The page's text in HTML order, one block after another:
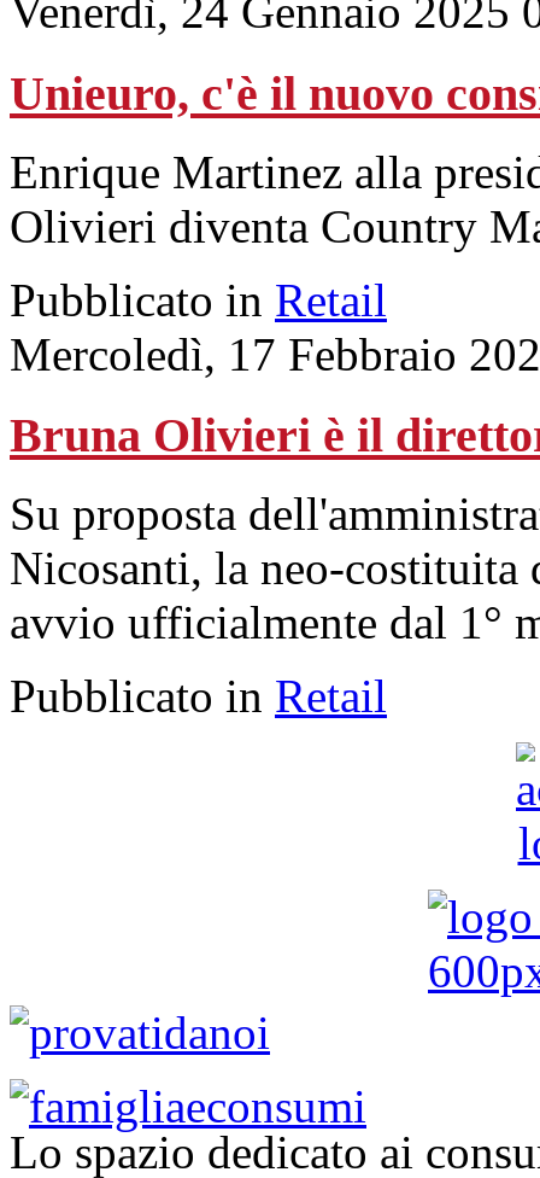
Venerdì, 24 Gennaio 2025
Unieuro, c'è il nuovo
Enrique Martinez alla
Olivieri diventa Country
Pubblicato in Retail
Mercoledì, 17 Febbraio
Bruna Olivieri è il
Su proposta
Nicosanti, la neo-costituita
avvio ufficialmente dal 1°
Pubblicato in Retail
Lo spazio dedicato ai